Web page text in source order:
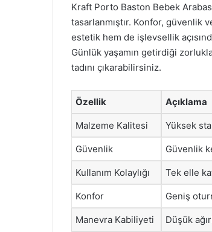
Kraft Porto Baston Bebek
tasarlanmıştır. Konfor, güvenlik
estetik hem de işlevsellik
Günlük yaşamın getirdiği
tadını çıkarabilirsiniz.
Özellik Açıklama
Malzeme Kalitesi Yüksek
Güvenlik Güvenlik
Kullanım Kolaylığı Tek elle
Konfor Geniş
Manevra Kabiliyeti Düşük